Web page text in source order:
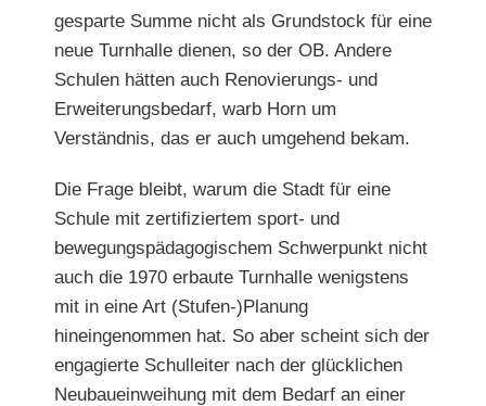
gesparte Summe nicht als Grundstock für eine
neue Turnhalle dienen, so der OB. Andere
Schulen hätten auch Renovierungs- und
Erweiterungsbedarf, warb Horn um
Verständnis, das er auch umgehend bekam.
Die Frage bleibt, warum die Stadt für eine
Schule mit zertifiziertem sport- und
bewegungspädagogischem Schwerpunkt nicht
auch die 1970 erbaute Turnhalle wenigstens
mit in eine Art (Stufen-)Planung
hineingenommen hat. So aber scheint sich der
engagierte Schulleiter nach der glücklichen
Neubaueinweihung mit dem Bedarf an einer